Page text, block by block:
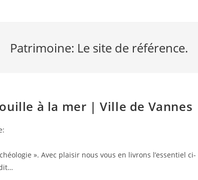
Patrimoine: Le site de référence.
à la mer | Ville de Vannes
». Avec plaisir nous vous en livrons l’essentiel ci-